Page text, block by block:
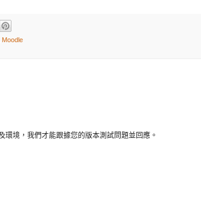
Moodle
境，我們才能跟據您的版本測試問題並回應。